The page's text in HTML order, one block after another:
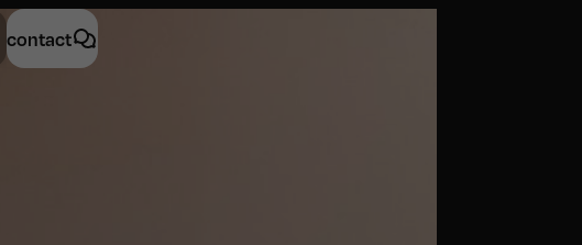
contact